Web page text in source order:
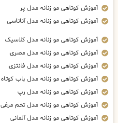
آموزش کوتاهی مو زنانه مدل پر
آموزش کوتاهی مو زنانه مدل آناناسی
آموزش کوتاهی مو زنانه مدل کلاسیک
آموزش کوتاهی مو زنانه مدل مصری
آموزش کوتاهی مو زنانه مدل فانتزی
آموزش کوتاهی مو زنانه مدل باب کوتاه
آموزش کوتاهی مو زنانه مدل رپ
آموزش کوتاهی مو زنانه مدل تخم مرغی
آموزش کوتاهی مو زنانه مدل آلمانی